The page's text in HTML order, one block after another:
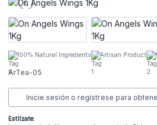
100% Natural Ingredients Artisan Product
ArTea-05
Inicie sesión o regístrese para
Estlízate: